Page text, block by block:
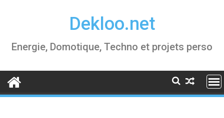
Dekloo.net
Energie, Domotique, Techno et projets perso